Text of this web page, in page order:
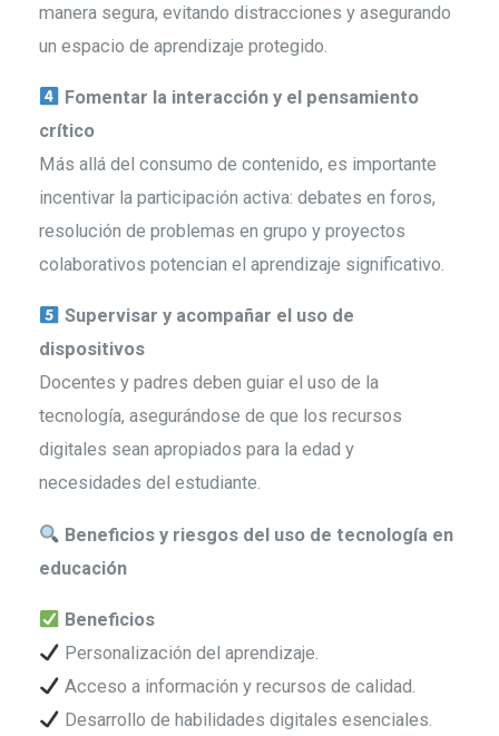
manera segura, evitando distracciones y asegurando
un espacio de aprendizaje protegido.
Fomentar la interacción y el pensamiento
crítico
Más allá del consumo de contenido, es importante
incentivar la participación activa: debates en foros,
resolución de problemas en grupo y proyectos
colaborativos potencian el aprendizaje significativo.
Supervisar y acompañar el uso de
dispositivos
Docentes y padres deben guiar el uso de la
tecnología, asegurándose de que los recursos
digitales sean apropiados para la edad y
necesidades del estudiante.
Beneficios y riesgos del uso de tecnología en
educación
Beneficios
Personalización del aprendizaje.
Acceso a información y recursos de calidad.
Desarrollo de habilidades digitales esenciales.